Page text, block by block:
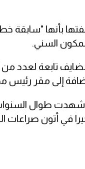
بأنها "سابقة
السني.
تابعة لعدد من
إلى مقر رئيس
طوال
في أتون صراعات